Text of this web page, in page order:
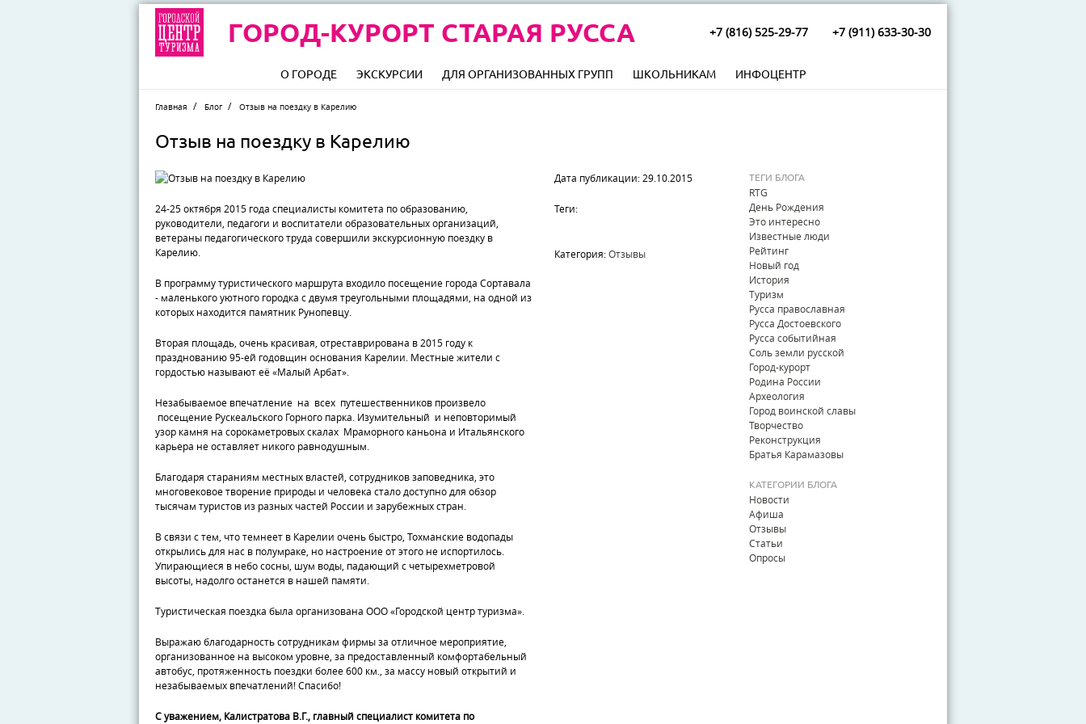
ГОРОД-КУРОРТ СТАРАЯ РУССА +7 (816) 525-29-77 +7 (911) 633-30-30
О ГОРОДЕ ЭКСКУРСИИ ДЛЯ ОРГАНИЗОВАННЫХ ГРУПП ШКОЛЬНИКАМ ИНФОЦЕНТР
Главная Блог Отзыв на поездку в Карелию
Отзыв на поездку в Карелию
24-25 октября 2015 года специалисты комитета по образованию,
руководители, педагоги и воспитатели образовательных организаций,
ветераны педагогического труда совершили экскурсионную поездку в
Карелию.
В программу туристического маршрута входило посещение города Сортавала
- маленького уютного городка с двумя треугольными площадями, на одной из
которых находится памятник Рунопевцу.
Вторая площадь, очень красивая, отреставрирована в 2015 году к
празднованию 95-ей годовщин основания Карелии. Местные жители с
гордостью называют её «Малый Арбат».
Незабываемое впечатление на всех путешественников произвело
посещение Рускеальского Горного парка. Изумительный и неповторимый
узор камня на сорокаметровых скалах Мраморного каньона и Итальянского
карьера не оставляет никого равнодушным.
Благодаря стараниям местных властей, сотрудников заповедника, это
многовековое творение природы и человека стало доступно для обзор
тысячам туристов из разных частей России и зарубежных стран.
В связи с тем, что темнеет в Карелии очень быстро, Тохманские водопады
открылись для нас в полумраке, но настроение от этого не испортилось.
Упирающиеся в небо сосны, шум воды, падающий с четырехметровой
высоты, надолго останется в нашей памяти.
Туристическая поездка была организована ООО «Городской центр туризма».
Выражаю благодарность сотрудникам фирмы за отличное мероприятие,
организованное на высоком уровне, за предоставленный комфортабельный
автобус, протяженность поездки более 600 км., за массу новый открытий и
незабываемых впечатлений! Спасибо!
С уважением, Калистратова В.Г., главный специалист комитета по
Дата публикации: 29.10.2015
Теги:
Категория:Отзывы
ТЕГИ БЛОГА
RTG
День Рождения
Это интересно
Известные люди
Рейтинг
Новый год
История
Туризм
Русса православная
Русса Достоевского
Русса событийная
Соль земли русской
Город-курорт
Родина России
Археология
Город воинской славы
Творчество
Реконструкция
Братья Карамазовы
КАТЕГОРИИ БЛОГА
Новости
Афиша
Отзывы
Статьи
Опросы